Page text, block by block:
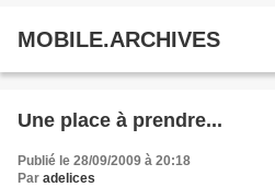
MOBILE.ARCHIVES
Une place à prendre...
Publié le 28/09/2009 à 20:18
Par adelices